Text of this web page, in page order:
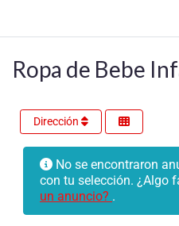
Ropa de Bebe
Dirección
No se encontraron
con tu selección. ¿Algo
un anuncio? .